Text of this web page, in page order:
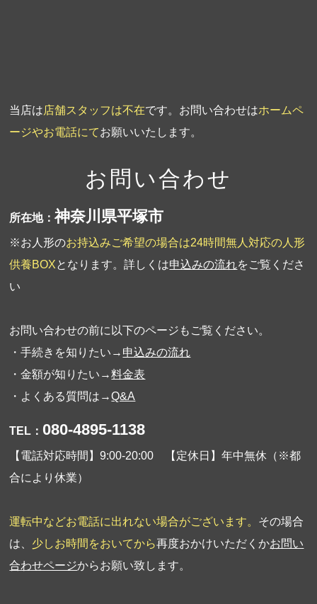
当店は店舗スタッフは不在です。お問い合わせはホームペ
ージやお電話にてお願いいたします。
お問い合わせ
所在地：神奈川県平塚市
※お人形のお持込みご希望の場合は24時間無人対応の人形
供養BOXとなります。詳しくは申込みの流れをご覧くださ
い
お問い合わせの前に以下のページもご覧ください。
・手続きを知りたい→ 申込みの流れ
・金額が知りたい→料金表
・よくある質問は→Q&A
TEL： 080-4895-1138
【電話対応時間】9:00-20:00 【定休日】年中無休（※都
合により休業）
運転中などお電話に出れない場合がございます。 その場合
は、 少しお時間をおいてから再度おかけいただくかお問い
合わせページからお願い致します。